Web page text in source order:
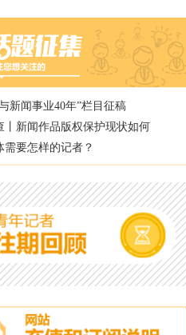
新闻事业40年”栏目征稿
丨新闻作品版权保护现状如何
需要怎样的记者？